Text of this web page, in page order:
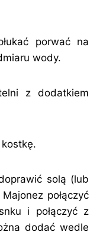
porwać na
wody.
z dodatkiem
solą (lub
połączyć
i połączyć z
dodać wedle